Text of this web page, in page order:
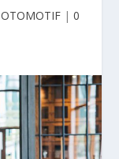
OTOMOTIF | 0